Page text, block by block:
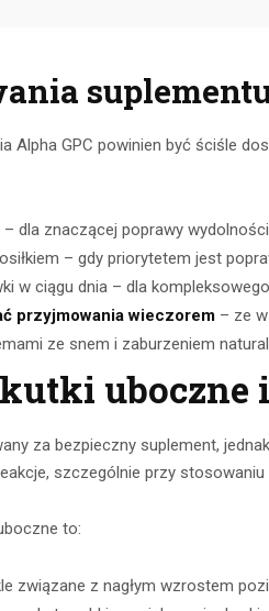
Alpha GPC powinien być ściśle
dla znaczącej poprawy
– gdy priorytetem jest
w ciągu dnia – dla
przyjmowania wieczorem – ze
ze snem i zaburzeniem
za bezpieczny suplement,
szczególnie przy
to:
związane z nagłym wzrostem